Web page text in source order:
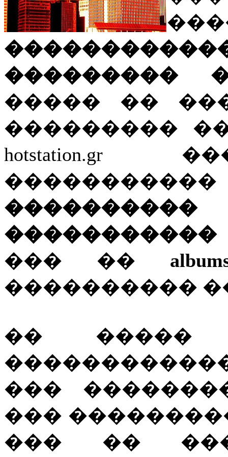
���������
����� ��
���������
hotstation.gr
����������
�����������
��� ��
����������
�� �����
���
���
��� ��